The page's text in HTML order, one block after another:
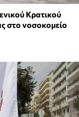
Κρατικού
στο νοσοκομείο